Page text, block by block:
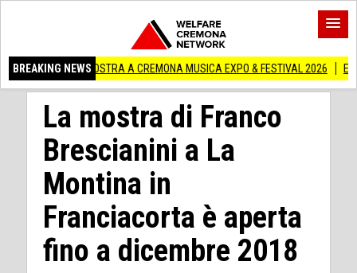
BREAKING NEWS
IN MOSTRA A CREMONA MUSICA EXPO & FESTIVAL 2026 Edilizia
La mostra di Franco
Brescianini a La
Montina in
Franciacorta è aperta
fino a dicembre 2018